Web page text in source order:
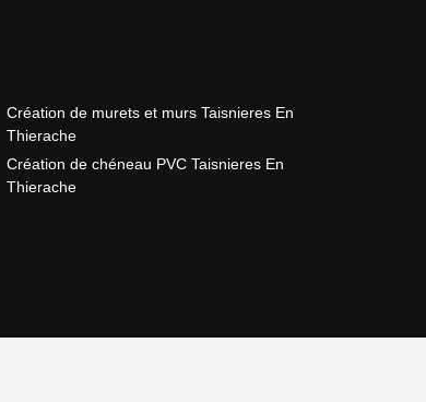
Création de murets et murs Taisnieres En
Thierache
Création de chéneau PVC Taisnieres En
Thierache